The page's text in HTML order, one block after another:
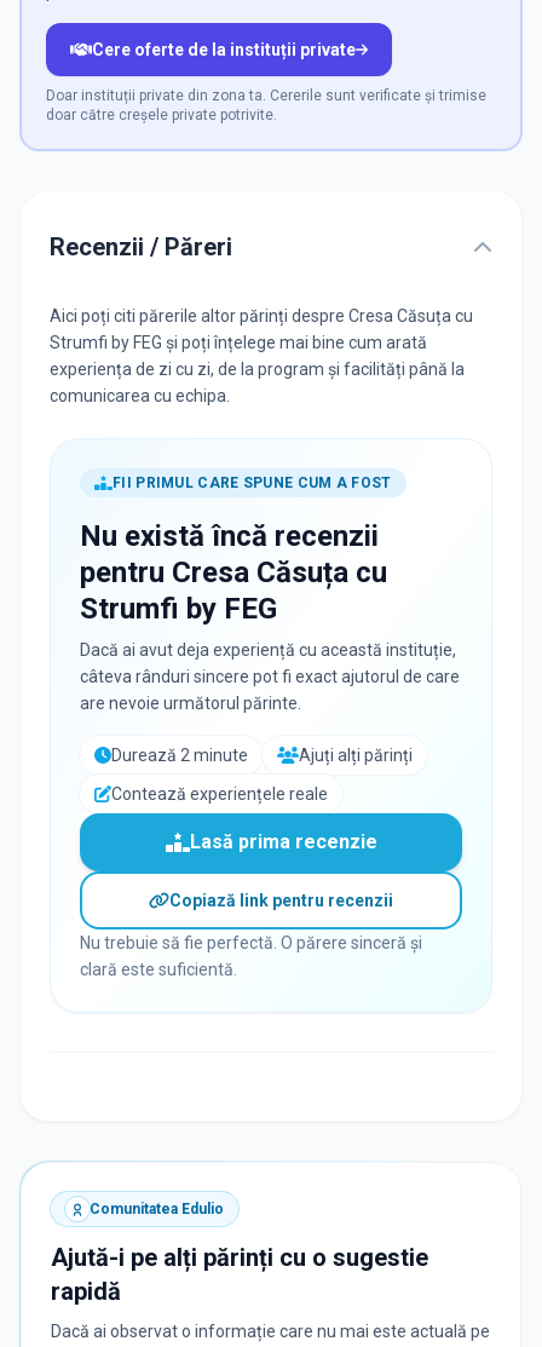
Cere oferte de la instituții private
Doar instituții private din zona ta. Cererile sunt verificate și trimise
doar către creșele private potrivite.
Recenzii / Păreri
Aici poți citi părerile altor părinți despre Cresa Căsuța cu
Strumfi by FEG și poți înțelege mai bine cum arată
experiența de zi cu zi, de la program și facilități până la
comunicarea cu echipa.
FII PRIMUL CARE SPUNE CUM A FOST
Nu există încă recenzii
pentru Cresa Căsuța cu
Strumfi by FEG
Dacă ai avut deja experiență cu această instituție,
câteva rânduri sincere pot fi exact ajutorul de care
are nevoie următorul părinte.
Durează 2 minute
Ajuți alți părinți
Contează experiențele reale
Lasă prima recenzie
Copiază link pentru recenzii
Nu trebuie să fie perfectă. O părere sinceră și
clară este suficientă.
Comunitatea Edulio
Ajută-i pe alți părinți cu o sugestie
rapidă
Dacă ai observat o informație care nu mai este actuală pe